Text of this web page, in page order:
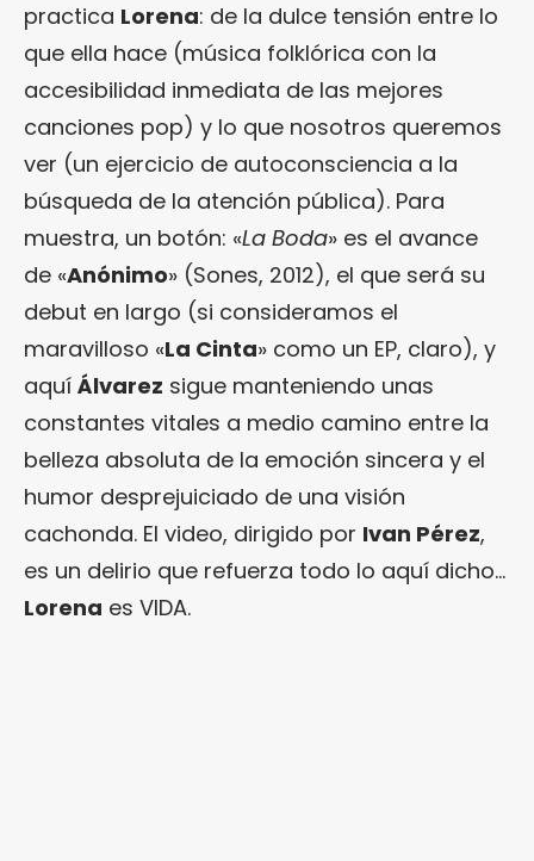
practica Lorena: de la dulce tensión entre lo
que ella hace (música folklórica con la
accesibilidad inmediata de las mejores
canciones pop) y lo que nosotros queremos
ver (un ejercicio de autoconsciencia a la
búsqueda de la atención pública). Para
muestra, un botón: «La Boda» es el avance
de «Anónimo» (Sones, 2012), el que será su
debut en largo (si consideramos el
maravilloso «La Cinta» como un EP, claro), y
aquí Álvarez sigue manteniendo unas
constantes vitales a medio camino entre la
belleza absoluta de la emoción sincera y el
humor desprejuiciado de una visión
cachonda. El video, dirigido por Ivan Pérez,
es un delirio que refuerza todo lo aquí dicho…
Lorena es VIDA.